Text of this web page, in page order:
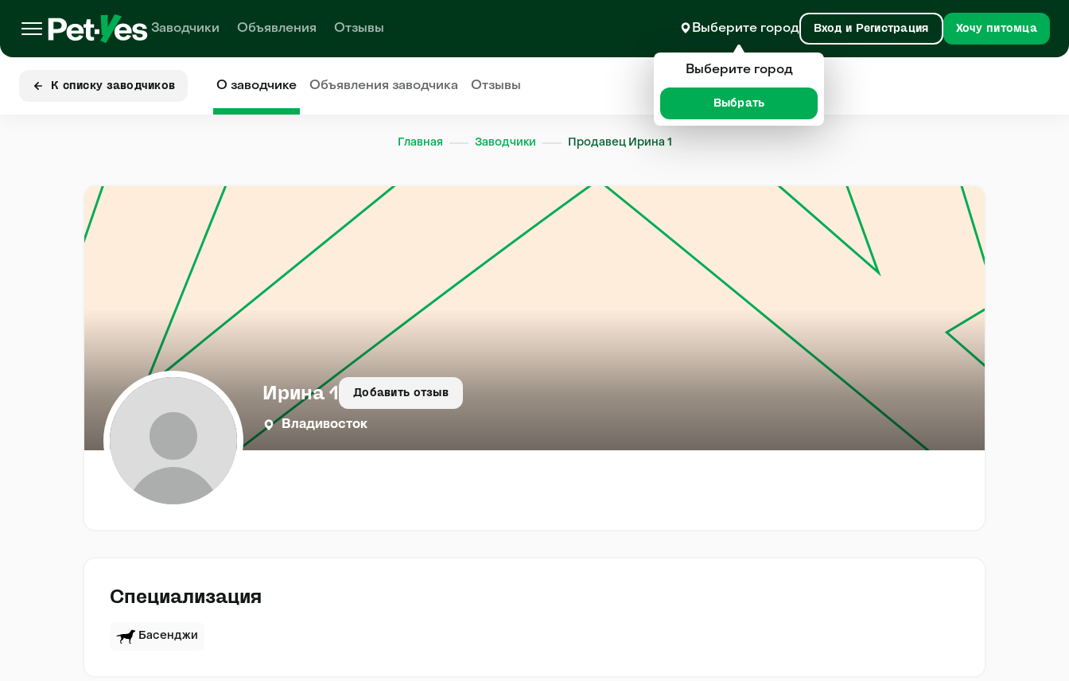
Заводчики Объявления Отзывы Выберите город Вход и Регистрация Хочу питомца
К списку заводчиков О заводчике Объявлениязаводчика Отзывы
Главная Заводчики Продавец Ирина 1
Ирина 1 Добавить отзыв
Владивосток
Специализация
Басенджи
Выберите город
Выбрать